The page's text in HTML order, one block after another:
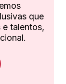
que
e talentos,